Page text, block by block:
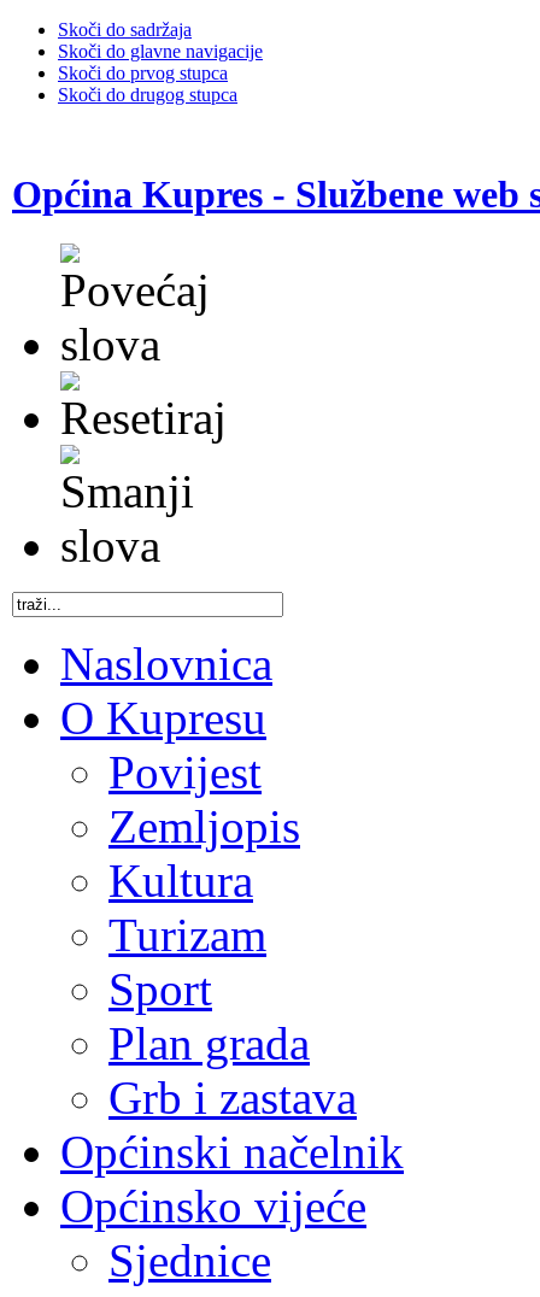
Skoči do sadržaja
Skoči do glavne navigacije
Skoči do prvog stupca
Skoči do drugog stupca
Općina Kupres - Službene web
Naslovnica
O Kupresu
Povijest
Zemljopis
Kultura
Turizam
Sport
Plan grada
Grb i zastava
Općinski načelnik
Općinsko vijeće
Sjednice